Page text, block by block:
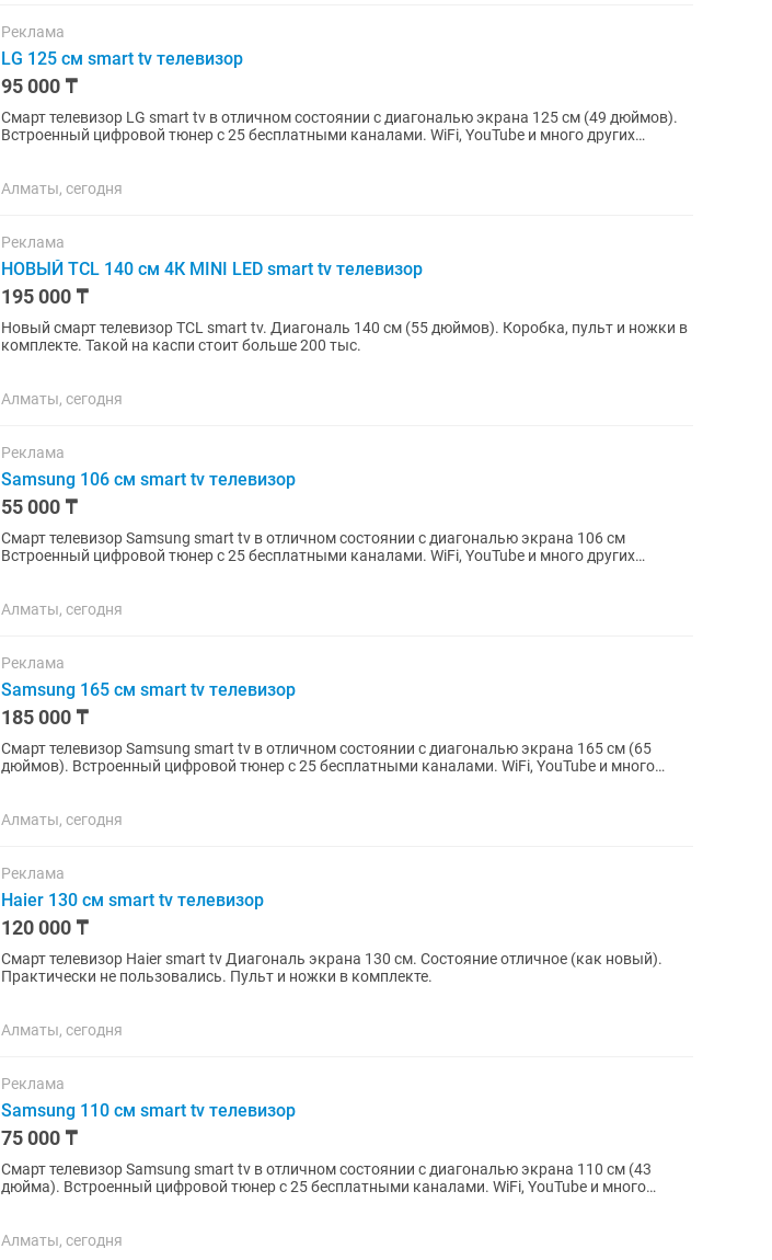
Реклама
LG 125 см smart tv телевизор
95 000 ₸
Смарт телевизор LG smart tv в отличном состоянии с диагональю экрана 125 см (49 дюймов).
Встроенный цифровой тюнер с 25 бесплатными каналами. WiFi, YouTube и много других
Алматы, сегодня
Реклама
НОВЫЙ TCL 140 см 4К MINI LED smart tv телевизор
195 000 ₸
Новый смарт телевизор TCL smart tv. Диагональ 140 см (55 дюймов). Коробка, пульт и ножки в
комплекте. Такой на каспи стоит больше 200 тыс.
Алматы, сегодня
Реклама
Samsung 106 см smart tv телевизор
55 000 ₸
Смарт телевизор Samsung smart tv в отличном состоянии с диагональю экрана 106 см
Встроенный цифровой тюнер с 25 бесплатными каналами. WiFi, YouTube и много других
Алматы, сегодня
Реклама
Samsung 165 см smart tv телевизор
185 000 ₸
Смарт телевизор Samsung smart tv в отличном состоянии с диагональю экрана 165 см (65
дюймов). Встроенный цифровой тюнер с 25 бесплатными каналами. WiFi, YouTube и много
Алматы, сегодня
Реклама
Haier 130 см smart tv телевизор
120 000 ₸
Смарт телевизор Haier smart tv Диагональ экрана 130 см. Состояние отличное (как новый).
Практически не пользовались. Пульт и ножки в комплекте.
Алматы, сегодня
Реклама
Samsung 110 см smart tv телевизор
75 000 ₸
Смарт телевизор Samsung smart tv в отличном состоянии с диагональю экрана 110 см (43
дюйма). Встроенный цифровой тюнер с 25 бесплатными каналами. WiFi, YouTube и много
Алматы, сегодня